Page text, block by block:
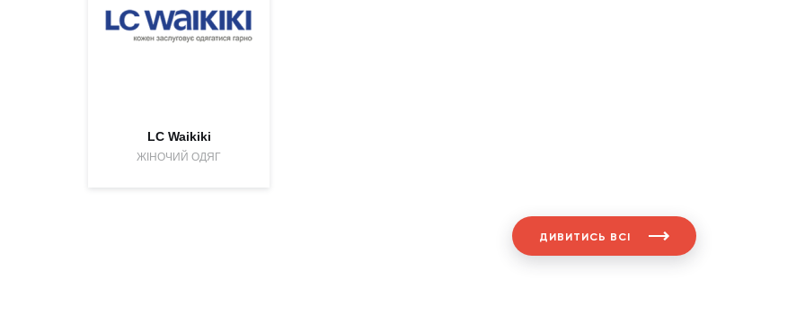
LC Waikiki
ЖІНОЧИЙ ОДЯГ
ДИВИТИСЬ ВСІ